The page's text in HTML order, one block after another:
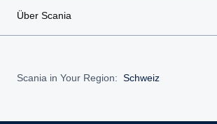
Über Scania
Scania in Your Region: Schweiz